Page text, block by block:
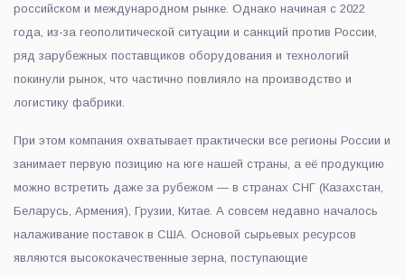
российском и международном рынке. Однако начиная с 2022
года, из-за геополитической ситуации и санкций против России,
ряд зарубежных поставщиков оборудования и технологий
покинули рынок, что частично повлияло на производство и
логистику фабрики.
При этом компания охватывает практически все регионы России и
занимает первую позицию на юге нашей страны, а её продукцию
можно встретить даже за рубежом — в странах СНГ (Казахстан,
Беларусь, Армения), Грузии, Китае. А совсем недавно началось
налаживание поставок в США. Основой сырьевых ресурсов
являются высококачественные зерна, поступающие